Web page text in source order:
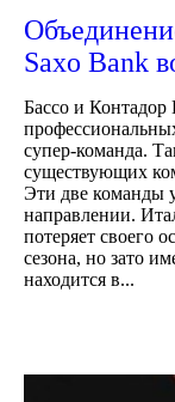
Saxo Bank
Бассо и
супер-команда.
существующих
Эти две команды
направлении.
потеряет своего
сезона, но зато
находится в...